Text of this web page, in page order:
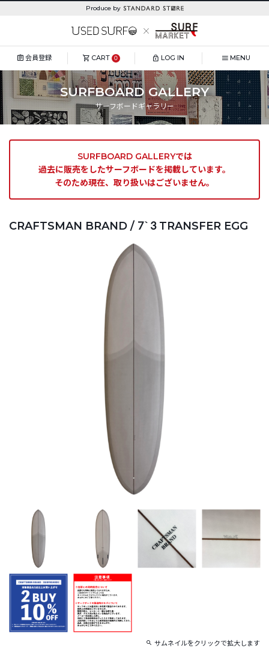
Produce by
会員登録 CART 0 LOG IN MENU
SURFBOARD GALLERY
サーフボードギャラリー
SURFBOARD GALLERYでは
過去に販売をしたサーフボードを掲載しています。
そのため現在、取り扱いはございません。
CRAFTSMAN BRAND / 7`3 TRANSFER EGG
サムネイルをクリックで拡大します